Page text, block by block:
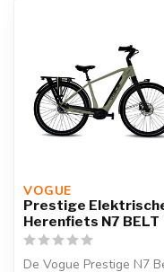
VOGUE
Prestige
Herenfiets N7 BELT
De Vogue Prestige N7